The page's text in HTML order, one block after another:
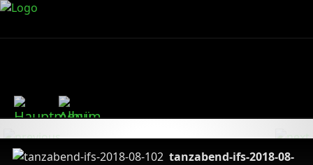
tanzabend-ifs-2018-08-